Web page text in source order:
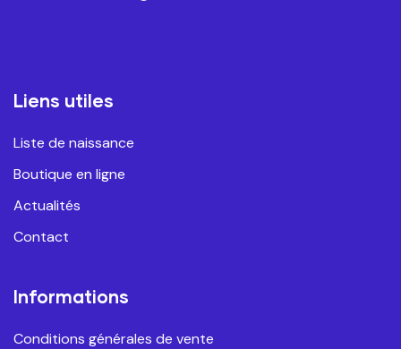
Liens utiles
Liste de naissance
Boutique en ligne
Actualités
Contact
Informations
Conditions générales de vente